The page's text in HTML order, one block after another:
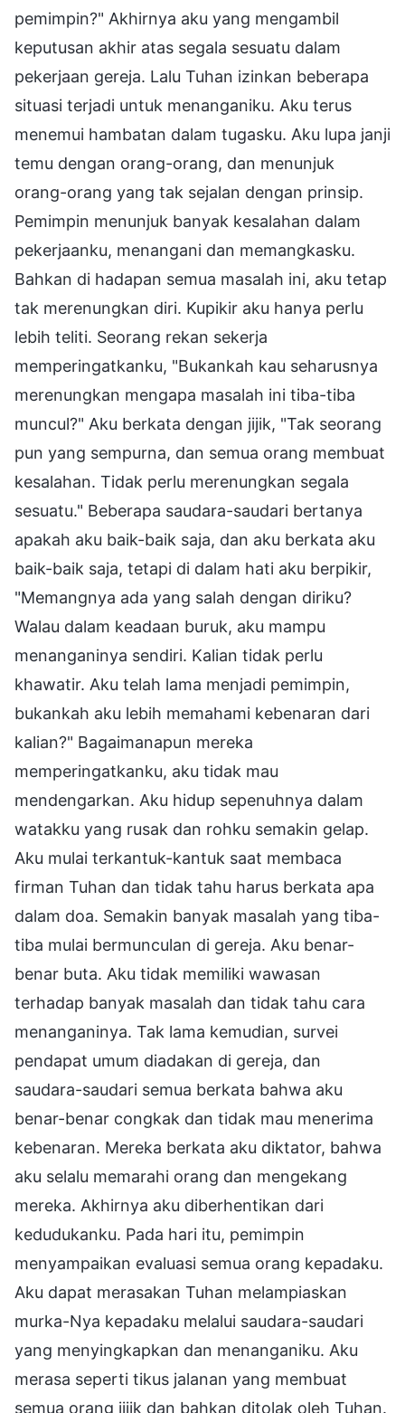
pemimpin?" Akhirnya aku yang mengambil
keputusan akhir atas segala sesuatu dalam
pekerjaan gereja. Lalu Tuhan izinkan beberapa
situasi terjadi untuk menanganiku. Aku terus
menemui hambatan dalam tugasku. Aku lupa janji
temu dengan orang-orang, dan menunjuk
orang-orang yang tak sejalan dengan prinsip.
Pemimpin menunjuk banyak kesalahan dalam
pekerjaanku, menangani dan memangkasku.
Bahkan di hadapan semua masalah ini, aku tetap
tak merenungkan diri. Kupikir aku hanya perlu
lebih teliti. Seorang rekan sekerja
memperingatkanku, "Bukankah kau seharusnya
merenungkan mengapa masalah ini tiba-tiba
muncul?" Aku berkata dengan jijik, "Tak seorang
pun yang sempurna, dan semua orang membuat
kesalahan. Tidak perlu merenungkan segala
sesuatu." Beberapa saudara-saudari bertanya
apakah aku baik-baik saja, dan aku berkata aku
baik-baik saja, tetapi di dalam hati aku berpikir,
"Memangnya ada yang salah dengan diriku?
Walau dalam keadaan buruk, aku mampu
menanganinya sendiri. Kalian tidak perlu
khawatir. Aku telah lama menjadi pemimpin,
bukankah aku lebih memahami kebenaran dari
kalian?" Bagaimanapun mereka
memperingatkanku, aku tidak mau
mendengarkan. Aku hidup sepenuhnya dalam
watakku yang rusak dan rohku semakin gelap.
Aku mulai terkantuk-kantuk saat membaca
firman Tuhan dan tidak tahu harus berkata apa
dalam doa. Semakin banyak masalah yang tiba-
tiba mulai bermunculan di gereja. Aku benar-
benar buta. Aku tidak memiliki wawasan
terhadap banyak masalah dan tidak tahu cara
menanganinya. Tak lama kemudian, survei
pendapat umum diadakan di gereja, dan
saudara-saudari semua berkata bahwa aku
benar-benar congkak dan tidak mau menerima
kebenaran. Mereka berkata aku diktator, bahwa
aku selalu memarahi orang dan mengekang
mereka. Akhirnya aku diberhentikan dari
kedudukanku. Pada hari itu, pemimpin
menyampaikan evaluasi semua orang kepadaku.
Aku dapat merasakan Tuhan melampiaskan
murka-Nya kepadaku melalui saudara-saudari
yang menyingkapkan dan menanganiku. Aku
merasa seperti tikus jalanan yang membuat
semua orang jijik dan bahkan ditolak oleh Tuhan.